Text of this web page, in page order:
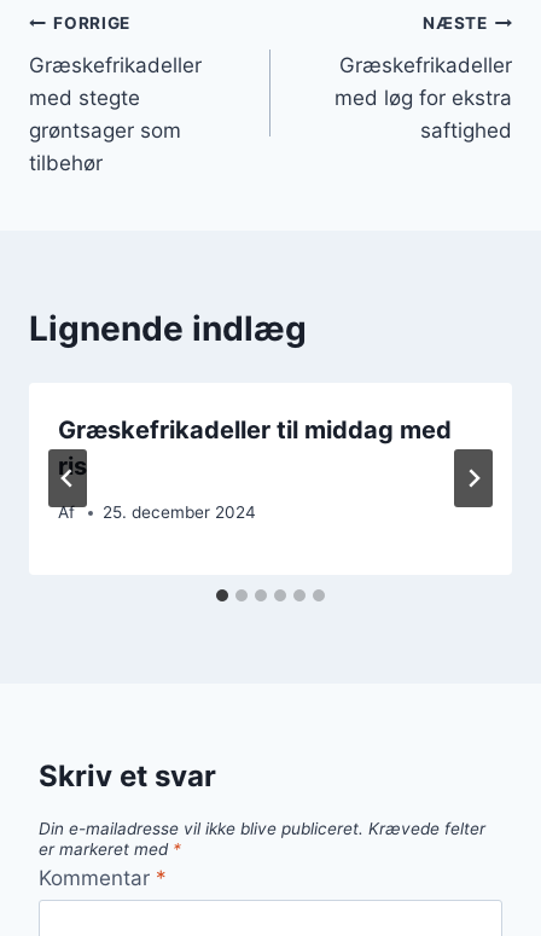
Indlægsnavigation
FORRIGE
Græskefrikadeller
med stegte
grøntsager som
tilbehør
NÆSTE
Græskefrikadeller
med løg for ekstra
saftighed
Lignende indlæg
Græskefrikadeller til middag med
ris
Af 25. december 2024
Skriv et svar
Din e-mailadresse vil ikke blive publiceret. Krævede felter
er markeret med *
Kommentar *